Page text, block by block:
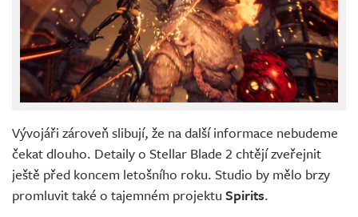
Vývojáři zároveň slibují, že na další informace nebudeme
čekat dlouho. Detaily o Stellar Blade 2 chtějí zveřejnit
ještě před koncem letošního roku. Studio by mělo brzy
promluvit také o tajemném projektu Spirits.